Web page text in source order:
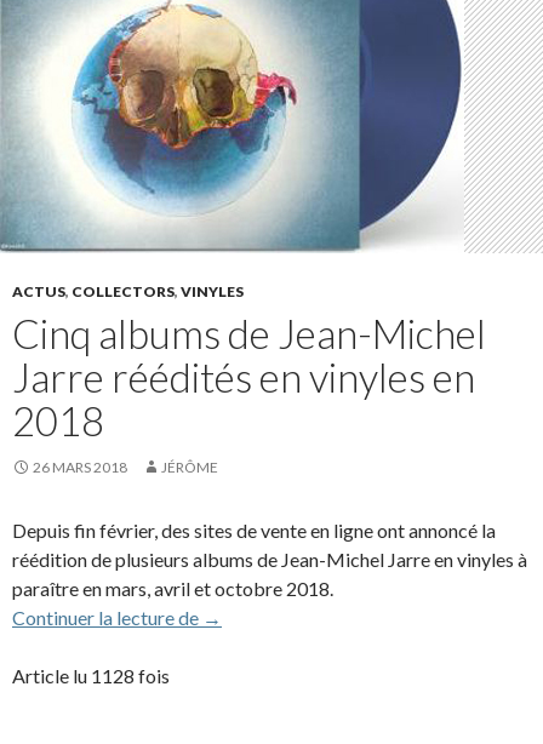
ACTUS, COLLECTORS, VINYLES
Cinq albums de Jean-Michel
Jarre réédités en vinyles en
2018
26 MARS 2018 JÉRÔME
Depuis fin février, des sites de vente en ligne ont annoncé la
réédition de plusieurs albums de Jean-Michel Jarre en vinyles à
paraître en mars, avril et octobre 2018.
Continuer la lecture de Cinq albums de Jean-Michel Jarre
→
Article lu 1128 fois